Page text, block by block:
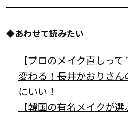
◆あわせて読みたい
【プロのメイク直しっ
変わる！長井かおりさ
にいい！
【韓国の有名メイクが